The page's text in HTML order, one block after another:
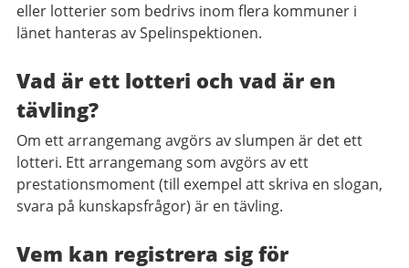
eller lotterier som bedrivs inom flera kommuner i
länet hanteras av Spelinspektionen.
Vad är ett lotteri och vad är en
tävling?
Om ett arrangemang avgörs av slumpen är det ett
lotteri. Ett arrangemang som avgörs av ett
prestationsmoment (till exempel att skriva en slogan,
svara på kunskapsfrågor) är en tävling.
Vem kan registrera sig för